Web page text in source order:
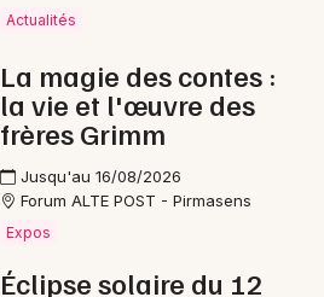
Actualités
La magie des contes :
la vie et l'œuvre des
frères Grimm
Jusqu'au 16/08/2026
Forum ALTE POST - Pirmasens
Expos
Éclipse solaire du 12